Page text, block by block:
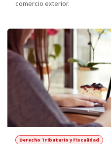
comercio exterior.
Derecho Tributario y Fiscalidad